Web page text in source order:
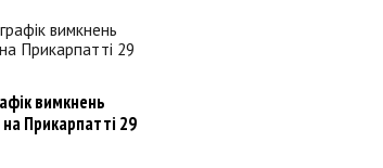
вимкнень
Прикарпатті 29